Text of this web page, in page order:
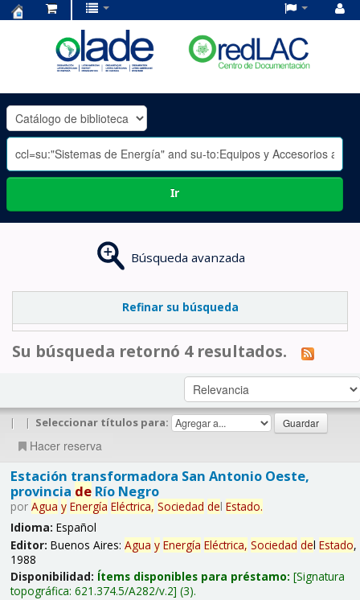
OLADE
-
Ir
Búsqueda avanzada
Refinar su búsqueda
Su búsqueda retornó 4 resultados.
| | Seleccionar títulos para:
Hacer reserva
Estación transformadora San Antonio Oeste,
provincia deRío Negro
por Agua y Energía Eléctrica, Sociedad del Estado.
Idioma: Español
Editor: Buenos Aires: Agua y Energía Eléctrica, Sociedad del Estado,
1988
Disponibilidad: Ítems disponibles para préstamo: Signatura
topográfica: 621.374.5/A282/v.2 (3).